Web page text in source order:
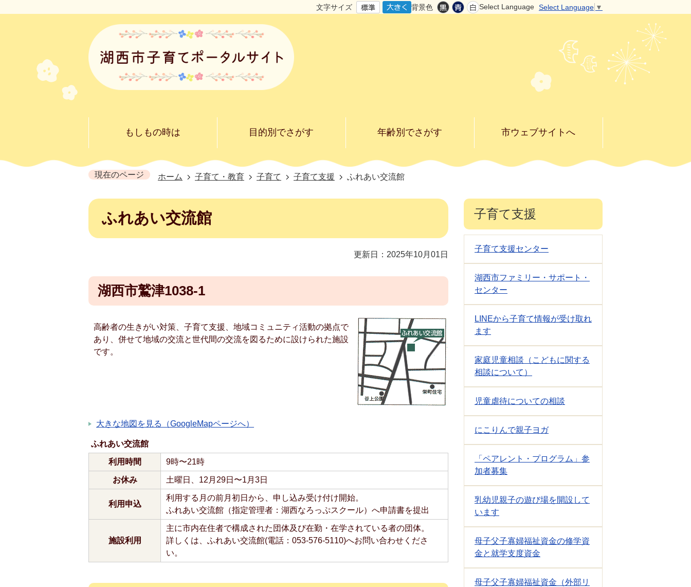
文字サイズ 背景色 Select Language Select Language ▼
もしもの時は 目的別でさがす 年齢別でさがす 市ウェブサイトへ
現在のページ ホーム 子育て・教育 子育て 子育て支援 ふれあい交流館
ふれあい交流館
更新日：2025年10月01日
湖西市鷲津1038-1
高齢者の生きがい対策、子育て支援、地域コミュニティ活動の拠点で
あり、併せて地域の交流と世代間の交流を図るために設けられた施設
です。
大きな地図を見る（GoogleMapページへ）
ふれあい交流館
利用時間 9時〜21時
お休み 土曜日、12月29日〜1月3日
利用申込
利用する月の前月初日から、申し込み受け付け開始。
ふれあい交流館（指定管理者：湖西なろっぷスクール）へ申請書を提出
施設利用
主に市内在住者で構成された団体及び在勤・在学されている者の団体。
詳しくは、ふれあい交流館(電話：053-576-5110)へお問い合わせくださ
い。
子育て支援
子育て支援センター
湖西市ファミリー・サポート・
センター
LINEから子育て情報が受け取れ
ます
家庭児童相談（こどもに関する
相談について）
児童虐待についての相談
にこりんで親子ヨガ
「ペアレント・プログラム」参
加者募集
乳幼児親子の遊び場を開設して
います
母子父子寡婦福祉資金の修学資
金と就学支度資金
母子父子寡婦福祉資金（外部リ